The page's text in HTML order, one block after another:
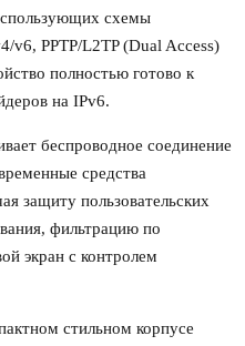
схемы
v6, PPTP/L2TP (Dual Access)
полностью готово к
на IPv6.
беспроводное соединение
средства
защиту пользовательских
фильтрацию по
экран с контролем
стильном корпусе